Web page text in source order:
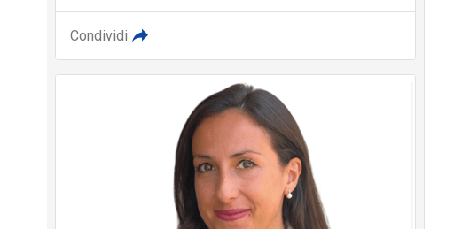
Condividi